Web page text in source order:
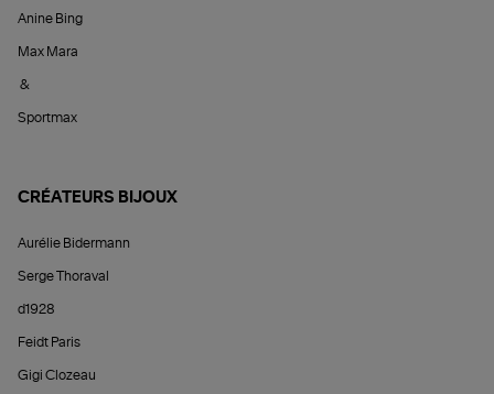
Anine Bing
Max Mara
&
Sportmax
CRÉATEURS BIJOUX
Aurélie Bidermann
Serge Thoraval
d1928
Feidt Paris
Gigi Clozeau